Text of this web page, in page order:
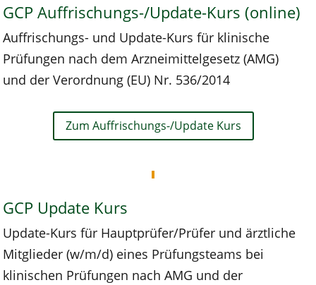
GCP Auffrischungs-/Update-Kurs (online)
Auffrischungs- und Update-Kurs für klinische
Prüfungen nach dem Arzneimittelgesetz (AMG)
und der Verordnung (EU) Nr. 536/2014
Zum Auffrischungs-/Update Kurs
GCP Update Kurs
Update-Kurs für Hauptprüfer/Prüfer und ärztliche
Mitglieder (w/m/d) eines Prüfungsteams bei
klinischen Prüfungen nach AMG und der